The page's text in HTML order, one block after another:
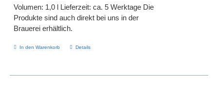
Volumen: 1,0 l Lieferzeit: ca. 5 Werktage Die
Produkte sind auch direkt bei uns in der
Brauerei erhältlich.
In den Warenkorb Details